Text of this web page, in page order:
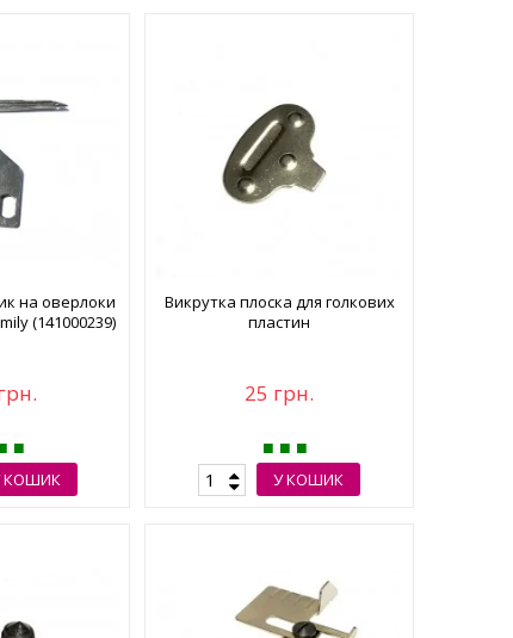
на оверлоки
(141000239)
КОШИК
Викрутка плоска для голкових
пластин
25 грн.
У КОШИК